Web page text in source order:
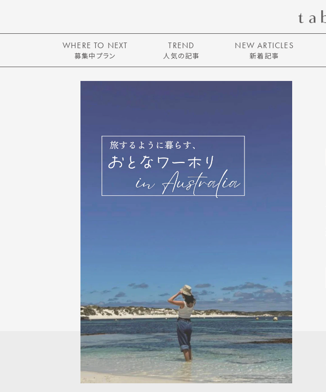
WHERE TO NEXT
募集中プラン
TREND
人気の記事
NEW ARTICLES
新着記事